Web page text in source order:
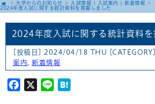
大学からのお知らせ 入試情報 入試案内
新着情報
2024年度入試に関する統計資料を掲載しました
2024年度入試に関する統計資料を
[投稿日] 2024/04/18 THU [CATEGORY]
案内 ,新着情報
Facebook
X Line